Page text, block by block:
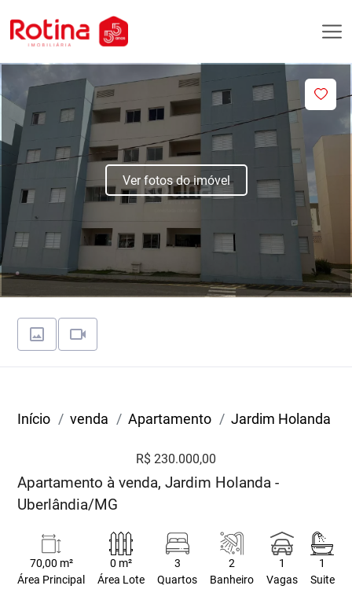
Ver fotos do imóvel
Início venda Apartamento Jardim Holanda
R$ 230.000,00
Apartamento à venda, Jardim Holanda -
Uberlândia/MG
70,00 m²
Área Principal
0 m²
Área Lote
3
Quartos
2
Banheiro
1
Vagas
1
Suite